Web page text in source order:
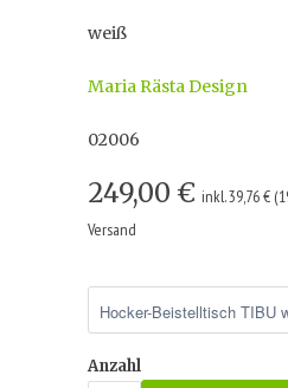
weiß
Maria Rästa Design
02006
249,00 € inkl. 39,76 €
Versand
Anzahl